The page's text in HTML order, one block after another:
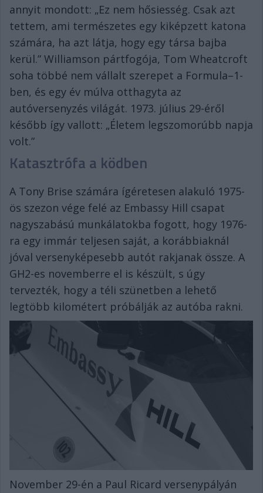
annyit mondott: „Ez nem hősiesség. Csak azt
tettem, ami természetes egy kiképzett katona
számára, ha azt látja, hogy egy társa bajba
kerül.” Williamson pártfogója, Tom Wheatcroft
soha többé nem vállalt szerepet a Formula–1-
ben, és egy év múlva otthagyta az
autóversenyzés világát. 1973. július 29-éről
később így vallott: „Életem legszomorúbb napja
volt.”
Katasztrófa a ködben
A Tony Brise számára ígéretesen alakuló 1975-
ös szezon vége felé az Embassy Hill csapat
nagyszabású munkálatokba fogott, hogy 1976-
ra egy immár teljesen saját, a korábbiaknál
jóval versenyképesebb autót rakjanak össze. A
GH2-es novemberre el is készült, s úgy
tervezték, hogy a téli szünetben a lehető
legtöbb kilométert próbálják az autóba rakni.
November 29-én a Paul Ricard versenypályán